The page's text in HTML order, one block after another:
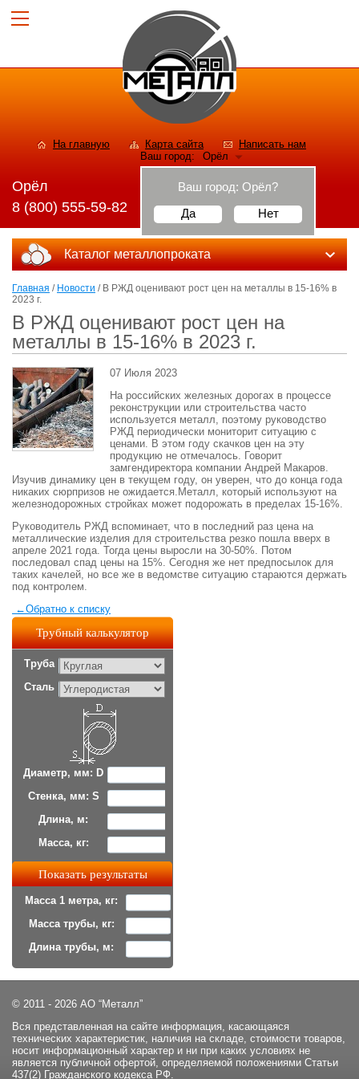
На главную Карта сайта
Написать нам
Ваш город:
Орёл
Ваш город: Орёл?
Да
Нет
Орёл
8 (800) 555-59-82
Каталог металлопроката
Главная / Новости / В РЖД оценивают рост цен на металлы в 15-16% в
2023 г.
В РЖД оценивают рост цен на
металлы в 15-16% в 2023 г.
07 Июля 2023
На российских железных дорогах в процессе
реконструкции или строительства часто
используется металл, поэтому руководство
РЖД периодически мониторит ситуацию с
ценами. В этом году скачков цен на эту
продукцию не отмечалось. Говорит
замгендиректора компании Андрей Макаров.
Изучив динамику цен в текущем году, он уверен, что до конца года
никаких сюрпризов не ожидается.Металл, который используют на
железнодорожных стройках может подорожать в пределах 15-16%.
Руководитель РЖД вспоминает, что в последний раз цена на
металлические изделия для строительства резко пошла вверх в
апреле 2021 года. Тогда цены выросли на 30-50%. Потом
последовал спад цены на 15%. Сегодня же нет предпосылок для
таких качелей, но все же в ведомстве ситуацию стараются держать
под контролем.
←Обратно к списку
Трубный калькулятор
Труба
Сталь
Диаметр, мм: D
Стенка, мм: S
Длина, м:
Масса, кг:
Масса 1 метра, кг:
Масса трубы, кг:
Длина трубы, м:
© 2011 - 2026 АО “Металл”
Вся представленная на сайте информация, касающаяся
технических характеристик, наличия на складе, стоимости товаров,
носит информационный характер и ни при каких условиях не
является публичной офертой, определяемой положениями Статьи
437(2) Гражданского кодекса РФ.